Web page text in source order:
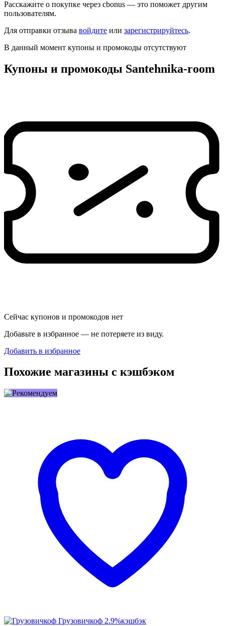
Расскажите о покупке через cbonus — это поможет другим
пользователям.
Для отправки отзыва войдите или зарегистрируйтесь.
В данный момент купоны и промокоды отсутствуют
Купоны и промокоды Santehnika-room
Сейчас купонов и промокодов нет
Добавьте в избранное — не потеряете из виду.
Добавить в избранное
Похожие магазины с кэшбэком
Грузовичкоф 2.9%кэшбэк